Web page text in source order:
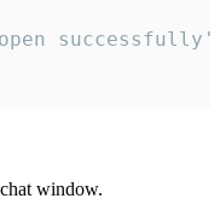
window.